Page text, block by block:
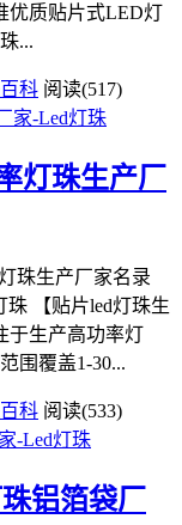
优质贴片式LED灯
...
科 阅读(517)
灯珠生产厂
珠生产厂家名录
【贴片led灯珠生
于生产高功率灯
围覆盖1-30...
科 阅读(533)
铝箔袋厂